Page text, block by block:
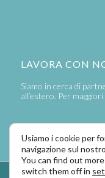
LAVORA CON
Siamo in cerca di
all’estero. Per
Usiamo i cookie per
navigazione sul
You can find out
switch them off in